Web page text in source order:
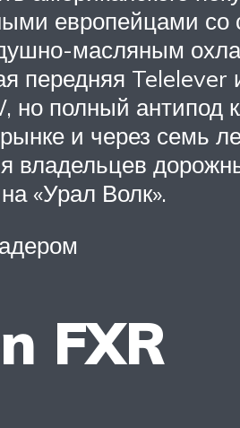
европейцами
масляным
передняя Telelever
но полный антипод
и через семь
владельцев
«Урал Волк».
FXR